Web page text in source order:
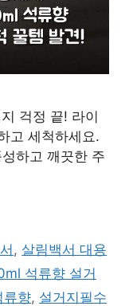
걱정 끝! 라이
고 세척하세요.
하고 깨끗한 주
,살림백서 대용
석류향 설거
류향, 설거지필수